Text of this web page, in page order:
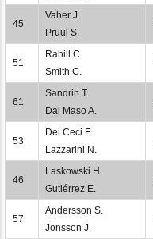
45
Vaher J.
Pruul S.
51
Rahill C.
Smith C.
61
Sandrin T.
Dal Maso A.
53
Dei Ceci F.
Lazzarini N.
46
Laskowski H.
Gutiérrez E.
57
Andersson S.
Jonsson J.